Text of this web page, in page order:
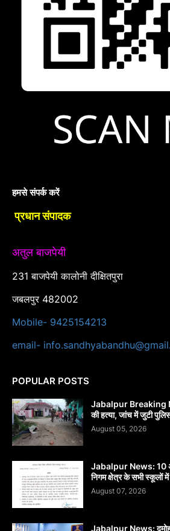
हमसे संपर्क करें
प्रधान संपादक
अतुल बाजपेयी
231 बाजपेयी कालोनी दीक्षितपुरा
जबलपुर 482002
Mobile- 9425154213
email-
POPULAR POSTS
Jabalpur Breaking
की हत्या, जांच में जुटी
August 05, 2026
Jabalpur News: 10
निगम क्षेत्र के सभी स्कूलों
August 07, 2026
Jabalpur News: